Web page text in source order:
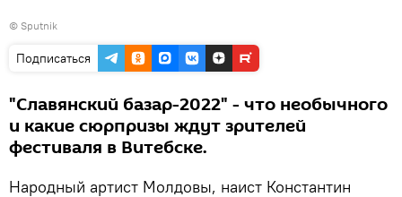
© Sputnik
Подписаться
"Славянский базар-2022" - что необычного
и какие сюрпризы ждут зрителей
фестиваля в Витебске.
Народный артист Молдовы, наист Константин